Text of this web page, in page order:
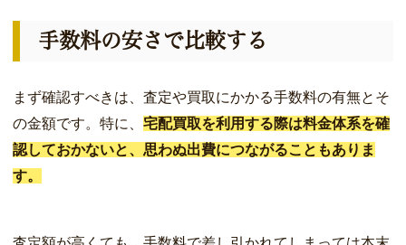
手数料の安さで比較する
まず確認すべきは、査定や買取にかかる手数料の有無とそ
の金額です。特に、宅配買取を利用する際は料金体系を確
認しておかないと、思わぬ出費につながることもありま
す。